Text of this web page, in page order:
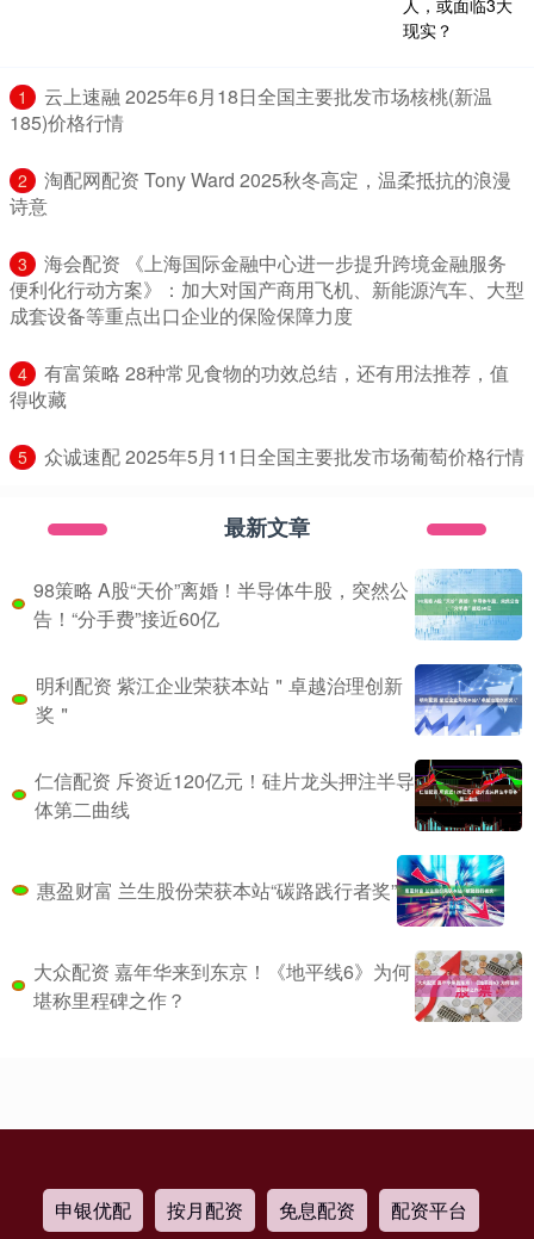
1
​云上速融 2025年6月18日全国主要批发市场核桃(新温
185)价格行情
2
​淘配网配资 Tony Ward 2025秋冬高定，温柔抵抗的浪漫
诗意
3
​海会配资 《上海国际金融中心进一步提升跨境金融服务
便利化行动方案》：加大对国产商用飞机、新能源汽车、大型
成套设备等重点出口企业的保险保障力度
4
​有富策略 28种常见食物的功效总结，还有用法推荐，值
得收藏
5 ​众诚速配 2025年5月11日全国主要批发市场葡萄价格行情
最新文章
98策略 A股“天价”离婚！半导体牛股，突然公
告！“分手费”接近60亿
明利配资 紫江企业荣获本站＂卓越治理创新
奖＂
仁信配资 斥资近120亿元！硅片龙头押注半导
体第二曲线
惠盈财富 兰生股份荣获本站“碳路践行者奖”
大众配资 嘉年华来到东京！《地平线6》为何
堪称里程碑之作？
申银优配 按月配资 免息配资 配资平台